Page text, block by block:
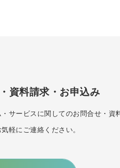
資料請求・お申込み
サービスに関してのお問合せ・資
軽にご連絡ください。